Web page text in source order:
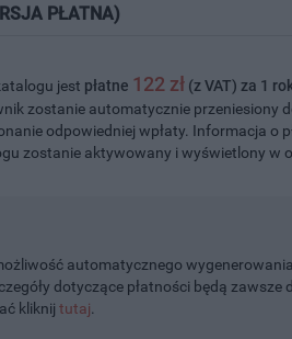
PŁATNA)
jest płatne 122 zł (z VAT) za 1
zostanie automatycznie przeniesiony
odpowiedniej wpłaty. Informacja o
zostanie aktywowany i wyświetlony w
automatycznego
dotyczące płatności będą
kliknij tutaj